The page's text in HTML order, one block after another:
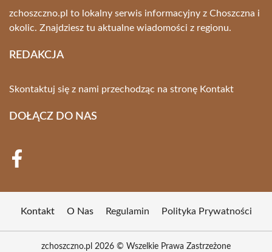
zchoszczno.pl to lokalny serwis informacyjny z Choszczna i
okolic. Znajdziesz tu aktualne wiadomości z regionu.
REDAKCJA
Skontaktuj się z nami przechodząc na stronę Kontakt
DOŁĄCZ DO NAS
Kontakt O Nas Regulamin Polityka Prywatności
zchoszczno.pl 2026 © Wszelkie Prawa Zastrzeżone